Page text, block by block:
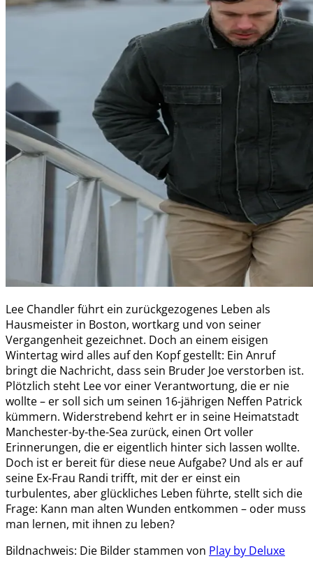
Lee Chandler führt ein zurückgezogenes Leben als
Hausmeister in Boston, wortkarg und von seiner
Vergangenheit gezeichnet. Doch an einem eisigen
Wintertag wird alles auf den Kopf gestellt: Ein Anruf
bringt die Nachricht, dass sein Bruder Joe verstorben ist.
Plötzlich steht Lee vor einer Verantwortung, die er nie
wollte – er soll sich um seinen 16-jährigen Neffen Patrick
kümmern. Widerstrebend kehrt er in seine Heimatstadt
Manchester-by-the-Sea zurück, einen Ort voller
Erinnerungen, die er eigentlich hinter sich lassen wollte.
Doch ist er bereit für diese neue Aufgabe? Und als er auf
seine Ex-Frau Randi trifft, mit der er einst ein
turbulentes, aber glückliches Leben führte, stellt sich die
Frage: Kann man alten Wunden entkommen – oder muss
man lernen, mit ihnen zu leben?
Bildnachweis: Die Bilder stammen von Play by Deluxe